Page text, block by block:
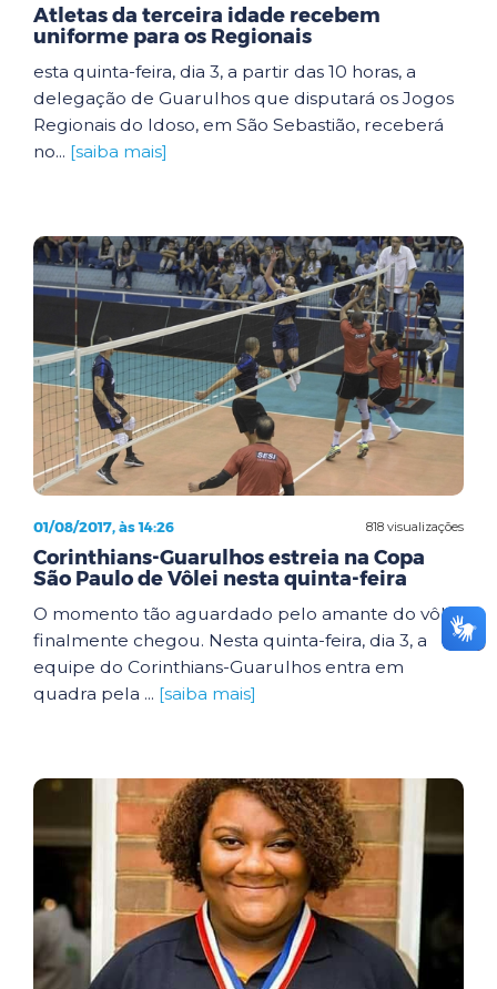
Atletas da terceira idade recebem
uniforme para os Regionais
esta quinta-feira, dia 3, a partir das 10 horas, a
delegação de Guarulhos que disputará os Jogos
Regionais do Idoso, em São Sebastião, receberá
no... [saiba mais]
818 visualizações
01/08/2017, às 14:26
Corinthians-Guarulhos estreia na Copa
São Paulo de Vôlei nesta quinta-feira
O momento tão aguardado pelo amante do vôlei
finalmente chegou. Nesta quinta-feira, dia 3, a
equipe do Corinthians-Guarulhos entra em
quadra pela ... [saiba mais]